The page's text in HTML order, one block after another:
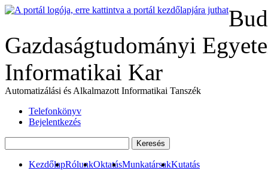
Gazdaságtudományi
Informatikai Kar
Automatizálási és Alkalmazott Informatikai Tanszék
Telefonkönyv
Bejelentkezés
KezdőlapRólunkOktatásMunkatársakKutatás